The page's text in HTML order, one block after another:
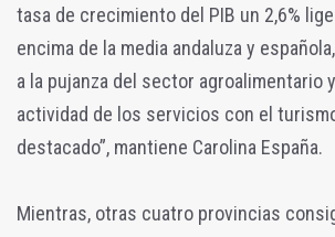
tasa de crecimiento del PIB un 2,6%
encima de la media andaluza y
a la pujanza del sector agroalimentario
actividad de los servicios con el
destacado”, mantiene Carolina España.
Mientras, otras cuatro provincias